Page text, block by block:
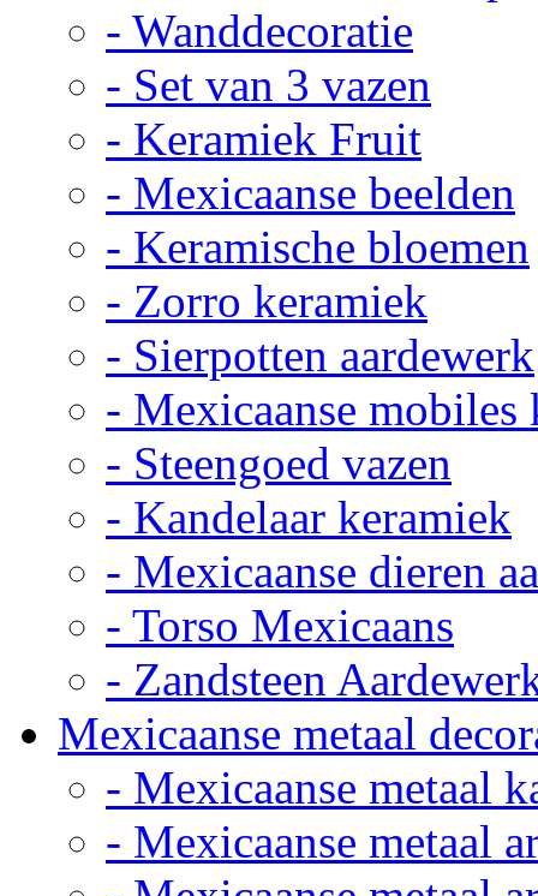
- Wanddecoratie
- Set van 3 vazen
- Keramiek Fruit
- Mexicaanse beelden
- Keramische bloemen
- Zorro keramiek
- Sierpotten aardewerk
- Mexicaanse mobiles
- Steengoed vazen
- Kandelaar keramiek
- Mexicaanse dieren
- Torso Mexicaans
- Zandsteen
Mexicaanse metaal
- Mexicaanse metaal
- Mexicaanse metaal